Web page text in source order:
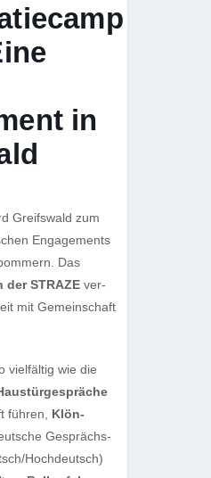
in
Greifs­wald zum
Enga­ge­ments
Das
der STRAZE ver­
mit Gemein­schaft
viel­fäl­tig wie die
füh­ren, Klön­
Gesprächs­
​Hochdeutsch)